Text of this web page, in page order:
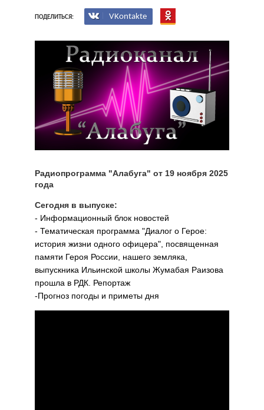
ПОДЕЛИТЬСЯ: VKontakte
Радиопрограмма "Алабуга" от 19 ноября 2025
года
Сегодня в выпуске:
- Информационный блок новостей
- Тематическая программа "Диалог о Герое:
история жизни одного офицера", посвященная
памяти Героя России, нашего земляка,
выпускника Ильинской школы Жумабая Раизова
прошла в РДК. Репортаж
-Прогноз погоды и приметы дня